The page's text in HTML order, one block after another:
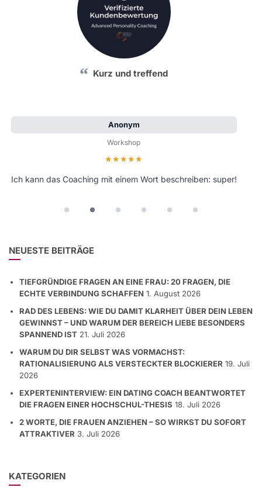
Kurz und treffend
Anonym
Workshop
Bewertung: 5 von 5 Sternen
Ich kann das Coaching mit einem Wort beschreiben: super!
NEUESTE BEITRÄGE
TIEFGRÜNDIGE FRAGEN AN EINE FRAU: 20 FRAGEN, DIE
ECHTE VERBINDUNG SCHAFFEN 1. August 2026
RAD DES LEBENS: WIE DU DAMIT KLARHEIT ÜBER DEIN LEBEN
GEWINNST – UND WARUM DER BEREICH LIEBE BESONDERS
SPANNEND IST 21. Juli 2026
WARUM DU DIR SELBST WAS VORMACHST:
RATIONALISIERUNG ALS VERSTECKTER BLOCKIERER 19. Juli
2026
EXPERTENINTERVIEW: EIN DATING COACH BEANTWORTET
DIE FRAGEN EINER HOCHSCHUL-THESIS 18. Juli 2026
2 WORTE, DIE FRAUEN ANZIEHEN – SO WIRKST DU SOFORT
ATTRAKTIVER 3. Juli 2026
KATEGORIEN